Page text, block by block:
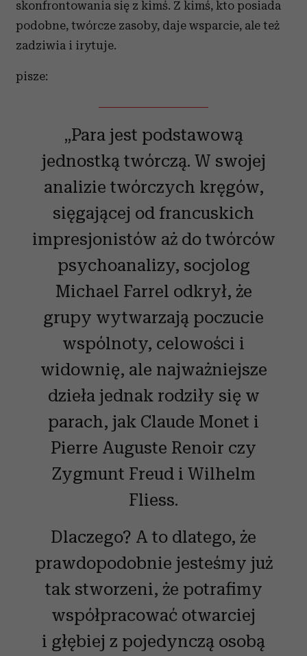
skonfrontowania się z kimś. Z kimś, kto posiada
podobne, twórcze zasoby, daje wsparcie, ale też
zadziwia i irytuje.
pisze:
„Para jest podstawową
jednostką twórczą. W swojej
analizie twórczych kręgów,
sięgającej od francuskich
impresjonistów aż do twórców
psychoanalizy, socjolog
Michael Farrel odkrył, że
grupy wytwarzają poczucie
wspólnoty, celowości i
widownię, ale najważniejsze
dzieła jednak rodziły się w
parach, jak Claude Monet i
Pierre Auguste Renoir czy
Zygmunt Freud i Wilhelm
Fliess.
Dlaczego? A to dlatego, że
prawdopodobnie jesteśmy już
tak stworzeni, że potrafimy
współpracować otwarciej
i głębiej z pojedynczą osobą